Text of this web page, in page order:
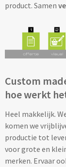
Glazen
Sportflessen &
Opvouwbare
Waterflesjes
Mokken &
Overig
Custom made
Custom made
Custom made
Custom made
Custom made
product. Samen
Custom
hoe werkt
Heel makkelijk.
komen we
productie tot
voor grote en
merken. Ervaar